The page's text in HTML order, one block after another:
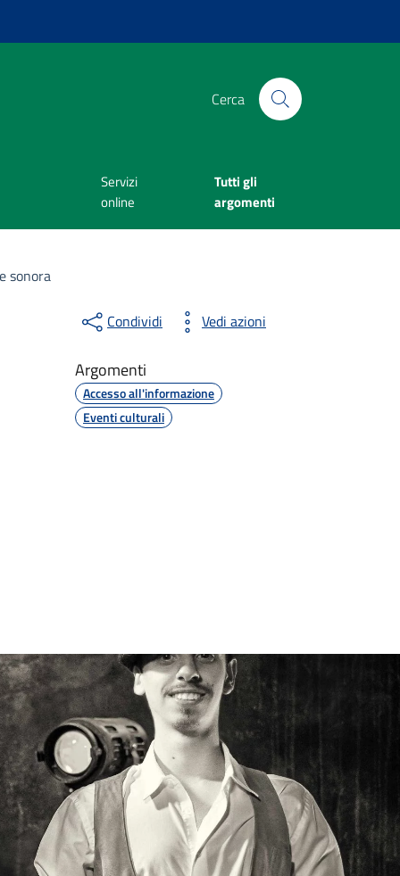
Cerca
Servizi
online
Tutti gli
argomenti
sonora
Condividi Vedi azioni
Argomenti
Accesso all'informazione
Eventi culturali